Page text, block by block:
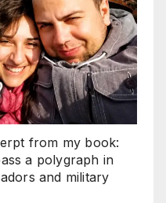
from my book:
a polygraph in
and military